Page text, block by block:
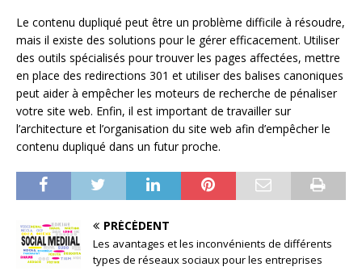
Le contenu dupliqué peut être un problème difficile à résoudre,
mais il existe des solutions pour le gérer efficacement. Utiliser
des outils spécialisés pour trouver les pages affectées, mettre
en place des redirections 301 et utiliser des balises canoniques
peut aider à empêcher les moteurs de recherche de pénaliser
votre site web. Enfin, il est important de travailler sur
l’architecture et l’organisation du site web afin d’empêcher le
contenu dupliqué dans un futur proche.
PRÉCÉDENT
Les avantages et les inconvénients de différents
types de réseaux sociaux pour les entreprises